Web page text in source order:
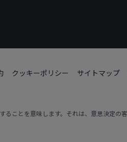
クッキーポリシー サイトマップ
ることを意味します。それは、意思決定の